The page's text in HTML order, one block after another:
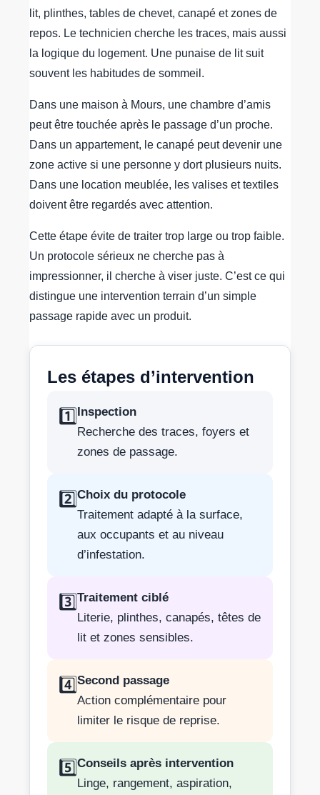
lit, plinthes, tables de chevet, canapé et zones de
repos. Le technicien cherche les traces, mais aussi
la logique du logement. Une punaise de lit suit
souvent les habitudes de sommeil.
Dans une maison à Mours, une chambre d’amis
peut être touchée après le passage d’un proche.
Dans un appartement, le canapé peut devenir une
zone active si une personne y dort plusieurs nuits.
Dans une location meublée, les valises et textiles
doivent être regardés avec attention.
Cette étape évite de traiter trop large ou trop faible.
Un protocole sérieux ne cherche pas à
impressionner, il cherche à viser juste. C’est ce qui
distingue une intervention terrain d’un simple
passage rapide avec un produit.
Les étapes d’intervention
1️⃣Inspection
Recherche des traces, foyers et
zones de passage.
2️⃣Choix du protocole
Traitement adapté à la surface,
aux occupants et au niveau
d’infestation.
3️⃣Traitement ciblé
Literie, plinthes, canapés, têtes de
lit et zones sensibles.
4️⃣Second passage
Action complémentaire pour
limiter le risque de reprise.
5️⃣Conseils après intervention
Linge, rangement, aspiration,